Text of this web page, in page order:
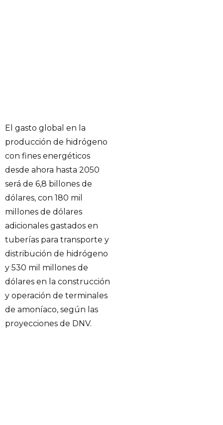
El gasto global en la
producción de hidrógeno
con fines energéticos
desde ahora hasta 2050
será de 6,8 billones de
dólares, con 180 mil
millones de dólares
adicionales gastados en
tuberías para transporte y
distribución de hidrógeno
y 530 mil millones de
dólares en la construcción
y operación de terminales
de amoníaco, según las
proyecciones de DNV.